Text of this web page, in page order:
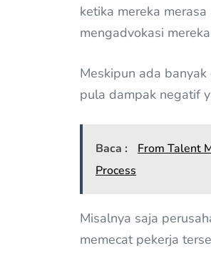
ketika mereka
mengadvokasi
Meskipun ada
pula dampak negatif
Baca :
From Talent
Process
Misalnya saja
memecat pekerja